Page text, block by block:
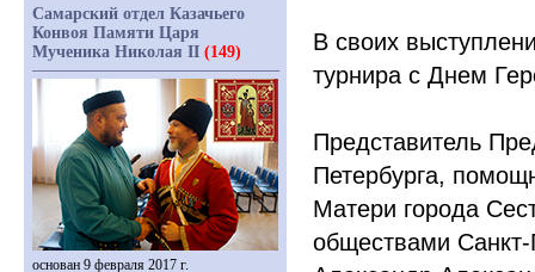
В своих
турнира с Днем
Представитель
Петербурга,
Матери города
обществами Санкт-
Самарский отдел Казачьего
Конвоя Памяти Царя
Мученика Николая II (149)
основан 9 февраля 2017 г.